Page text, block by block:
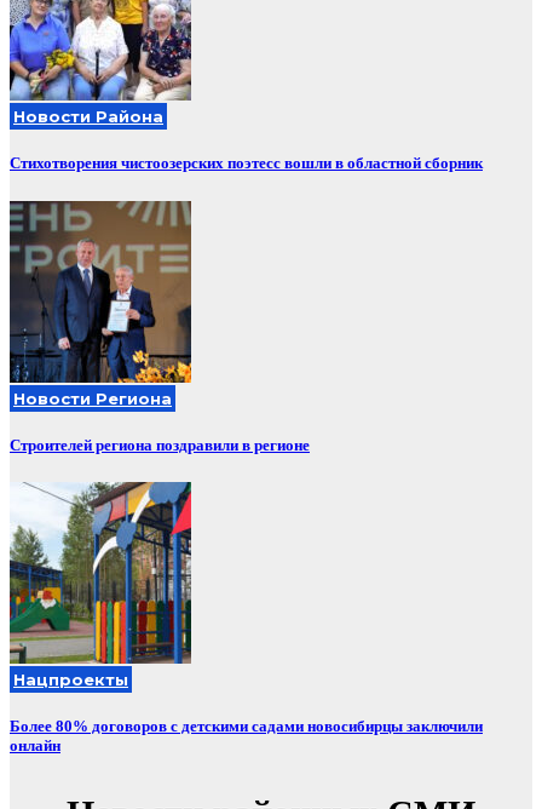
Новости Района
Стихотворения чистоозерских поэтесс вошли в областной сборник
Новости Региона
Строителей региона поздравили в регионе
Нацпроекты
Более 80% договоров с детскими садами новосибирцы заключили
онлайн